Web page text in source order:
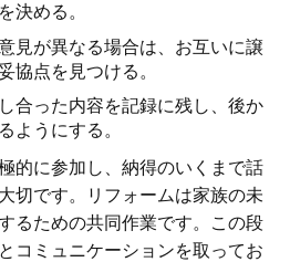
決める。
意見が異なる場合は、お互いに譲
協点を見つける。
合った内容を記録に残し、後か
ようにする。
的に参加し、納得のいくまで話
切です。リフォームは家族の未
るための共同作業です。この段
コミュニケーションを取ってお